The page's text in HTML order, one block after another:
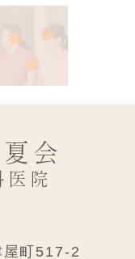
会
医院
屋町517-2